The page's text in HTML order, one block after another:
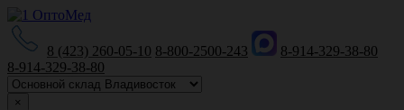
8 (423) 260-05-10 8-800-2500-243
8-914-329-38-80
8-914-329-38-80
×